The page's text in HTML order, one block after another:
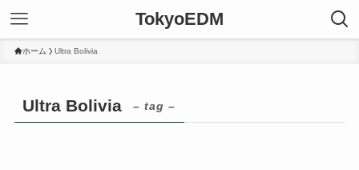
TokyoEDM
ホーム Ultra Bolivia
Ultra Bolivia – tag –